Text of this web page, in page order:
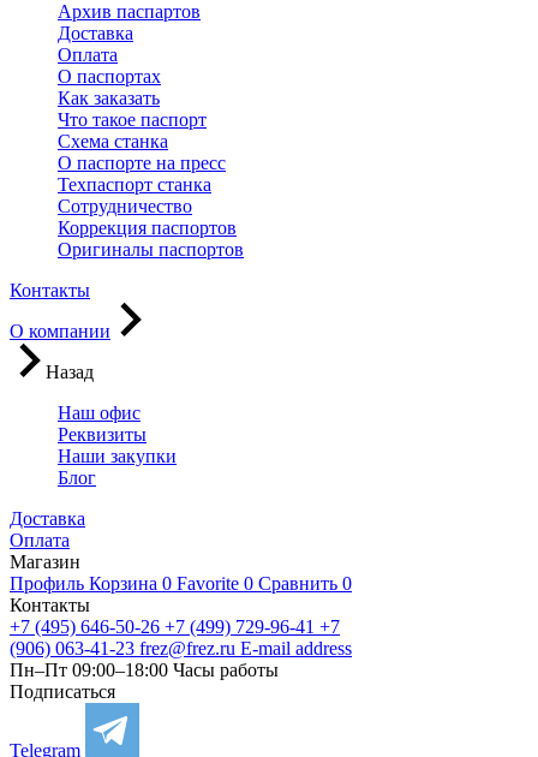
Архив паспартов
Доставка
Оплата
О паспортах
Как заказать
Что такое паспорт
Схема станка
О паспорте на пресс
Техпаспорт станка
Сотрудничество
Коррекция паспортов
Оригиналы паспортов
Контакты
О компании
Назад
Наш офис
Реквизиты
Наши закупки
Блог
Доставка
Оплата
Магазин
Профиль Корзина 0 Favorite 0 Сравнить 0
Контакты
+7 (495) 646-50-26 +7 (499) 729-96-41 +7
(906) 063-41-23 frez@frez.ru E-mail address
Пн–Пт 09:00–18:00 Часы работы
Подписаться
Telegram